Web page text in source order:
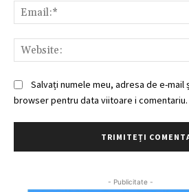
Salvați numele meu, adresa de e-mail
browser pentru data viitoare i comentariu.
- Publicitate -